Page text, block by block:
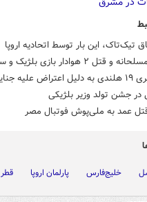
تیک‌تاک، این بار توسط اتحادیه اروپا
بازی بلژیک و سوئد را متوقف کرد +فیلم
رژیم صهیونیستی
در جشن تولد وزیر بلژیکی
قتل عمد به ملی‌پوش فوتبال مصر
خلیج‌فارس پارلمان اروپا قطر